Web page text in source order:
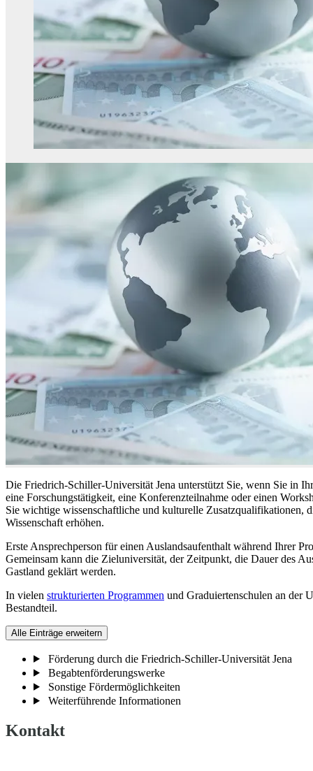
Die Friedrich-Schiller-Universität Jena unterstützt Sie, wenn Sie in
eine Forschungstätigkeit, eine Konferenzteilnahme oder einen
Sie wichtige wissenschaftliche und kulturelle Zusatzqualifikationen,
Wissenschaft erhöhen.
Erste Ansprechperson für einen Auslandsaufenthalt während Ihrer
Gemeinsam kann die Zieluniversität, der Zeitpunkt, die Dauer des
Gastland geklärt werden.
In vielen strukturierten Programmen und Graduiertenschulen an der
Bestandteil.
Alle Einträge erweitern
Förderung durch die Friedrich-Schiller-Universität Jena
Begabtenförderungswerke
Sonstige Fördermöglichkeiten
Weiterführende Informationen
Kontakt